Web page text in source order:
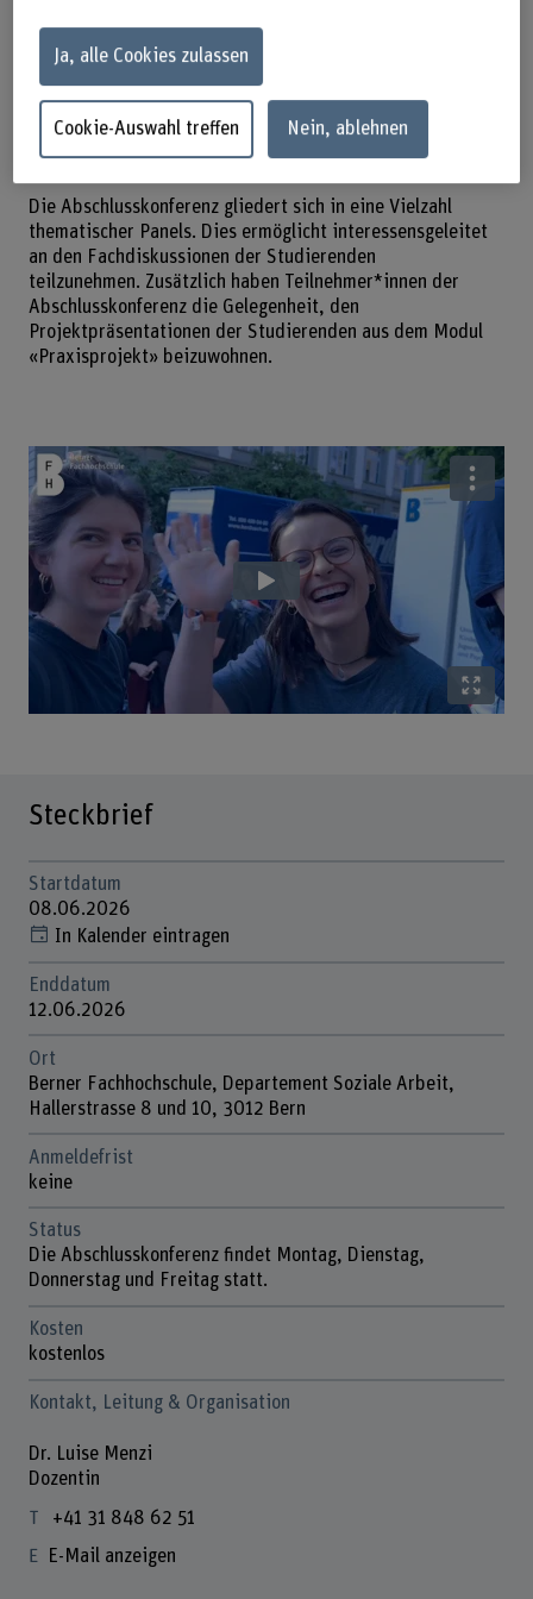
Dieses Format bietet Gelegenheit voneinander zu lernen.
Teilen Sie Ihre Erfahrungen und Ihr Wissen mit unseren
Studierenden im Übergang in das Berufsleben oder in ein
weiterführendes Studium (wie dem Master in Sozialer
Arbeit)!
Die Abschlusskonferenz gliedert sich in eine Vielzahl
thematischer Panels. Dies ermöglicht interessensgeleitet
an den Fachdiskussionen der Studierenden
teilzunehmen. Zusätzlich haben Teilnehmer*innen der
Abschlusskonferenz die Gelegenheit, den
Projektpräsentationen der Studierenden aus dem Modul
«Praxisprojekt» beizuwohnen.
Steckbrief
Startdatum
08.06.2026
In Kalender eintragen
Enddatum
12.06.2026
Ort
Berner Fachhochschule, Departement Soziale Arbeit,
Hallerstrasse 8 und 10, 3012 Bern
Anmeldefrist
keine
Status
Die Abschlusskonferenz findet Montag, Dienstag,
Donnerstag und Freitag statt.
Kosten
kostenlos
Kontakt, Leitung & Organisation
Dr. Luise Menzi
Dozentin
+41 31 848 62 51
E-Mail anzeigen
Ja, alle Cookies zulassen
Cookie-Auswahl treffen Nein, ablehnen